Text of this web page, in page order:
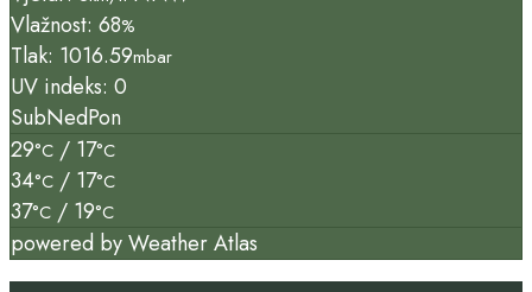
Vlažnost: 68%
Tlak: 1016.59mbar
UV indeks: 0
SubNedPon
29°C / 17°C
34°C / 17°C
37°C / 19°C
powered byWeather Atlas